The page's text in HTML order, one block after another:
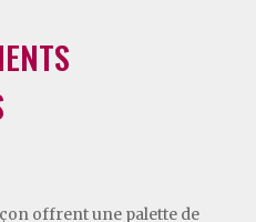
offrent une palette de